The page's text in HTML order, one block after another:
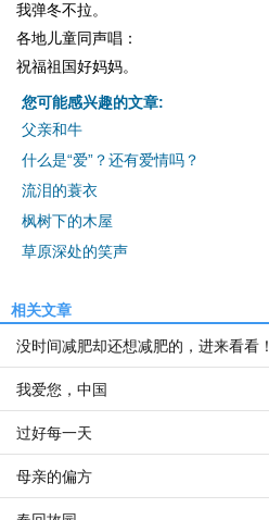
我弹冬不拉。
各地儿童同声唱：
祝福祖国好妈妈。
您可能感兴趣的文章:
父亲和牛
什么是“爱”？还有爱情吗？
流泪的蓑衣
枫树下的木屋
草原深处的笑声
相关文章
没时间减肥却还想减肥的，进来看看！
我爱您，中国
过好每一天
母亲的偏方